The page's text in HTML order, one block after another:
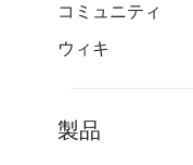
コミュニティ
ウィキ
製品